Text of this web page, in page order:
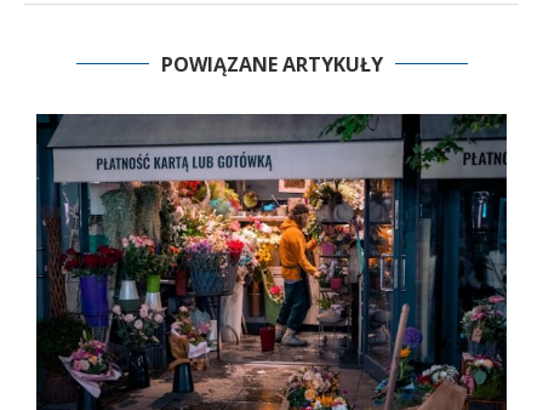
POWIĄZANE ARTYKUŁY